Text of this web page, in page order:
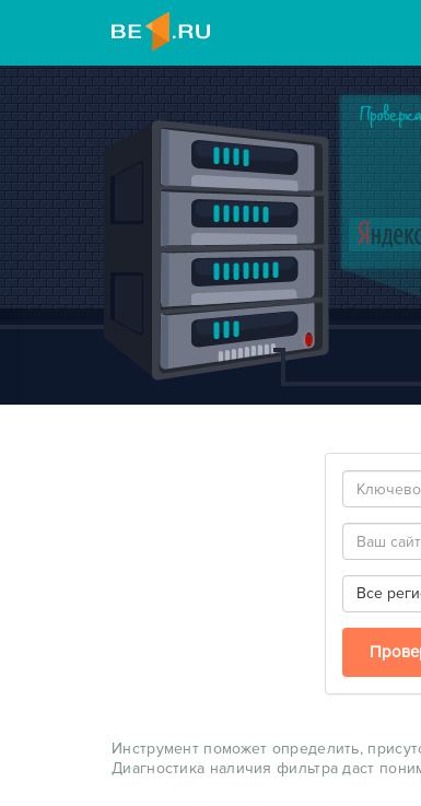
Все
Инструмент поможет определить,
Диагностика наличия фильтра даст